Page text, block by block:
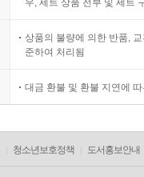
우, 세트 상품 전부 및 세트
상품의 불량에 의한 반품,
준하여 처리됨
대금 환불 및 환불 지연에
청소년보호정책 도서홍보안내